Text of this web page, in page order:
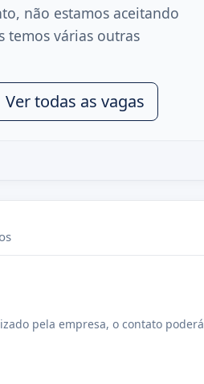
não estamos aceitando
temos várias outras
Ver todas as vagas
pela empresa, o contato poderá